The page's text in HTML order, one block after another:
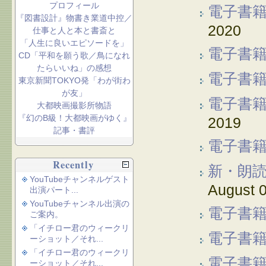
電子書
2020
電子書
電子書
電子書
2019
電子書
新・朗
August
電子書
電子書
プロフィール
『図書設計』物書き業道中控／
仕事と人と本と書斎と
「人生に良いエピソードを」
CD「平和を願う歌／鳥になれ
たらいいね」の感想
東京新聞TOKYO発「わが街わ
が友」
大都映画撮影所物語
『幻のB級！大都映画がゆく』
記事・書評
Recently
YouTubeチャンネルゲスト
出演パート...
YouTubeチャンネル出演の
ご案内。
「イチロー君のウィークリ
ーショット／それ...
「イチロー君のウィークリ
ーショット／それ...